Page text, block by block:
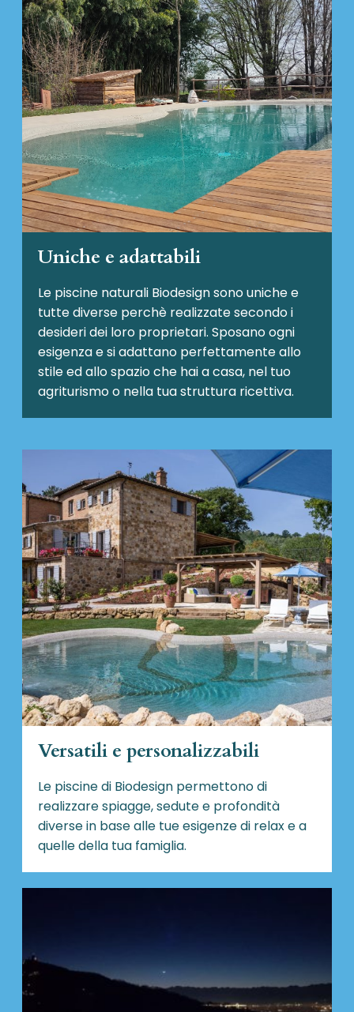
Uniche e adattabili
Le piscine naturali Biodesignsono uniche e
tutte diverse perchè realizzate secondo i
desideri dei loro proprietari. Sposano ogni
esigenza e si adattano perfettamente allo
stile ed allo spazio che hai a casa, nel tuo
agriturismo o nella tua struttura ricettiva.
Versatili e personalizzabili
Le piscine di Biodesign permettono di
realizzare spiagge, sedute e profondità
diverse in base alle tue esigenze di relax e a
quelle della tua famiglia.